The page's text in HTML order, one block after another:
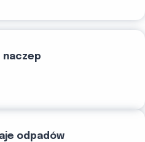
naczep
odpadów